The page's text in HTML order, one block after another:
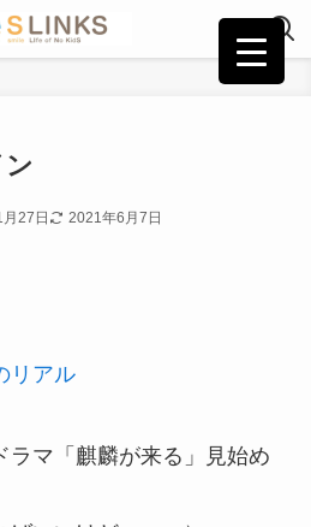
27日 2021年6月7日
リアル
ラマ「麒麟が来る」見始め